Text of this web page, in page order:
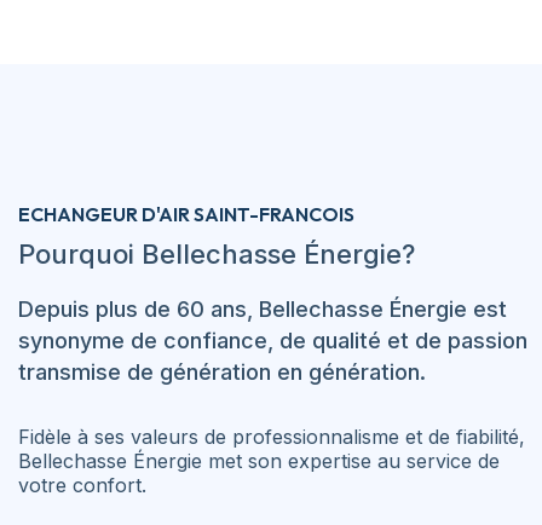
ECHANGEUR D'AIR SAINT-FRANCOIS
Pourquoi Bellechasse Énergie?
Depuis plus de 60 ans, Bellechasse Énergie est
synonyme de confiance, de qualité et de passion
transmise de génération en génération.
Fidèle à ses valeurs de professionnalisme et de fiabilité,
Bellechasse Énergie met son expertise au service de
votre confort.